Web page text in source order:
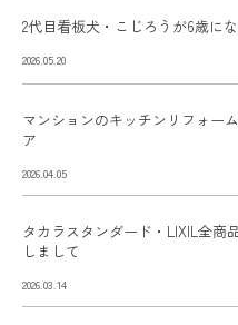
2代目看板犬・こじろうが6歳に
2026.05.20
マンションのキッチンリフォー
ア
2026.04.05
タカラスタンダード・LIXIL全
しまして
2026.03.14